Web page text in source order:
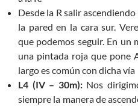
Desde la R salir
la pared en la cara sur.
que podemos seguir. En un
una pintada roja que pone
largo es común con dicha vía
L4 (IV – 30m): Nos
siempre la manera de